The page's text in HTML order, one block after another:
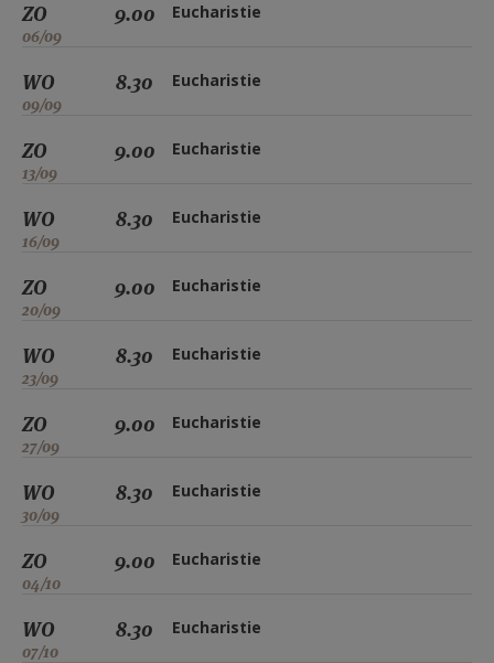
ZO
06/09
9.00 Eucharistie
WO
09/09
8.30 Eucharistie
ZO
13/09
9.00 Eucharistie
WO
16/09
8.30 Eucharistie
ZO
20/09
9.00 Eucharistie
WO
23/09
8.30 Eucharistie
ZO
27/09
9.00 Eucharistie
WO
30/09
8.30 Eucharistie
ZO
04/10
9.00 Eucharistie
WO
07/10
8.30 Eucharistie